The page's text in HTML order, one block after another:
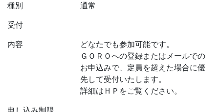
種別
通常
受付
内容
どなたでも参加可能です。
ＧＯＲＯへの登録またはメールでの
お申込みで、定員を超えた場合に優
先して受付いたします。
詳細はＨＰをご覧ください。
申し込み制限